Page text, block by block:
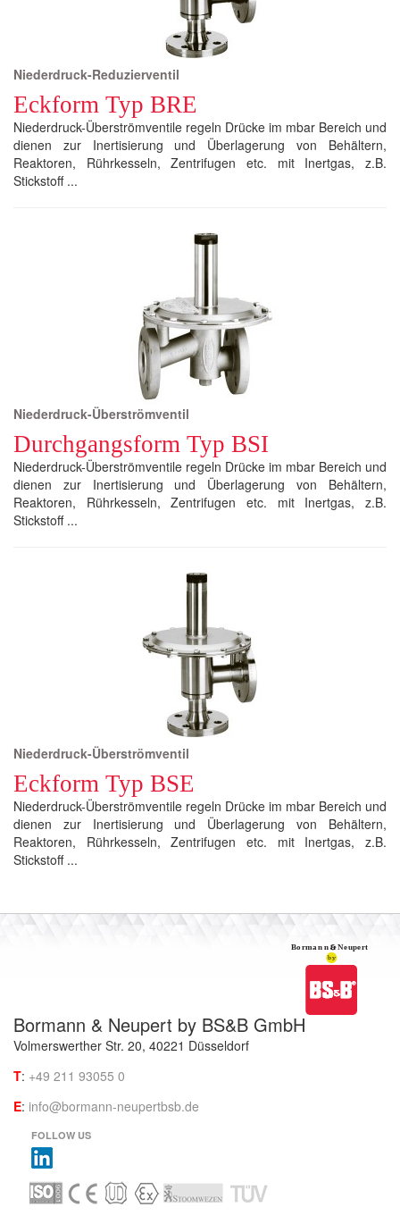
Niederdruck-Reduzierventil
Eckform Typ BRE
Niederdruck-Überströmventile regeln Drücke im mbar Bereich und
dienen zur Inertisierung und Überlagerung von Behältern,
Reaktoren, Rührkesseln, Zentrifugen etc. mit Inertgas, z.B.
Stickstoff ...
Niederdruck-Überströmventil
Durchgangsform Typ BSI
Niederdruck-Überströmventile regeln Drücke im mbar Bereich und
dienen zur Inertisierung und Überlagerung von Behältern,
Reaktoren, Rührkesseln, Zentrifugen etc. mit Inertgas, z.B.
Stickstoff ...
Niederdruck-Überströmventil
Eckform Typ BSE
Niederdruck-Überströmventile regeln Drücke im mbar Bereich und
dienen zur Inertisierung und Überlagerung von Behältern,
Reaktoren, Rührkesseln, Zentrifugen etc. mit Inertgas, z.B.
Stickstoff ...
Bormann & Neupert by BS&B GmbH
Volmerswerther Str. 20, 40221 Düsseldorf
T: +49 211 93055 0
E: info@bormann-neupertbsb.de
FOLLOW US